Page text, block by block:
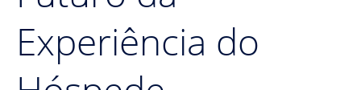
Experiência do